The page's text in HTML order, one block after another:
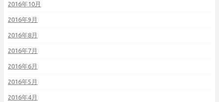
2016年10月
2016年9月
2016年8月
2016年7月
2016年6月
2016年5月
2016年4月